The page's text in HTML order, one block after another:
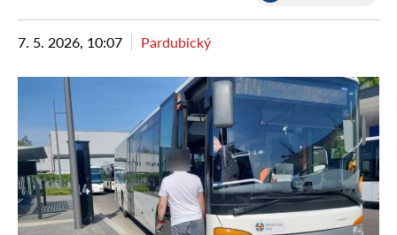
7. 5. 2026, 10:07 Pardubický